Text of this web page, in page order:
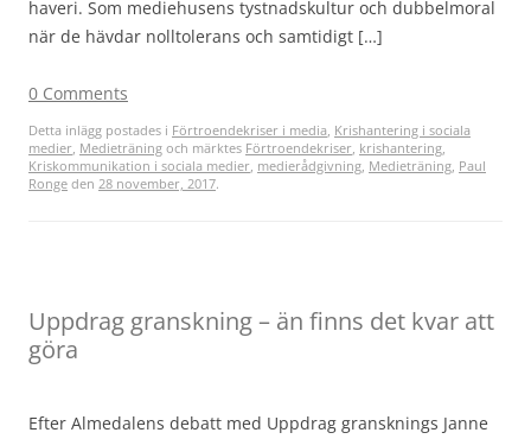
haveri. Som mediehusens tystnadskultur och dubbelmoral
när de hävdar nolltolerans och samtidigt […]
0 Comments
Detta inlägg postades i Förtroendekriser i media, Krishantering i sociala
medier, Medieträning och märktes Förtroendekriser, krishantering,
Kriskommunikation i sociala medier, medierådgivning, Medieträning, Paul
Ronge den 28 november, 2017.
Uppdrag granskning – än finns det kvar att
göra
Efter Almedalens debatt med Uppdrag gransknings Janne